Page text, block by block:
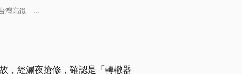
灣高鐵 ...
，經漏夜搶修，確認是「轉轍器